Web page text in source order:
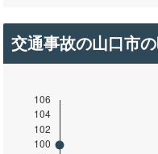
交通事故の山口市